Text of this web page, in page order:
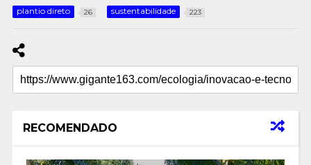
plantio direto 26 sustentabilidade 223
RECOMENDADO